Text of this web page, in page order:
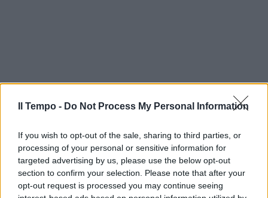
Il Tempo - Do Not Process My Personal Information
If you wish to opt-out of the sale, sharing to third parties, or
processing of your personal or sensitive information for
targeted advertising by us, please use the below opt-out
section to confirm your selection. Please note that after your
opt-out request is processed you may continue seeing